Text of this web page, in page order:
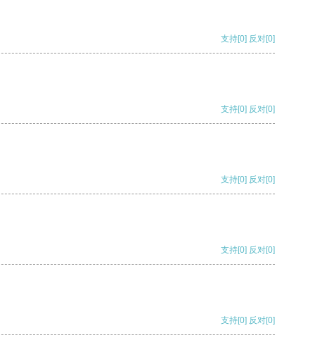
支持[0] 反对[0]
支持[0] 反对[0]
支持[0] 反对[0]
支持[0] 反对[0]
支持[0] 反对[0]